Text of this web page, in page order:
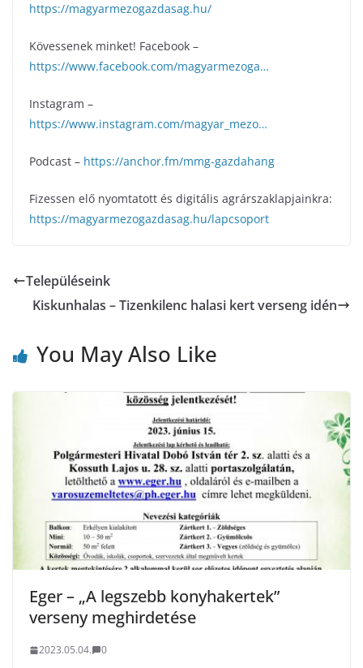
https://magyarmezogazdasag.hu/
Kövessenek minket! Facebook –
https://www.facebook.com/magyarmezoga…
Instagram –
https://www.instagram.com/magyar_mezo…
Podcast – https://anchor.fm/mmg-gazdahang
Fizessen elő nyomtatott és digitális agrárszaklapjainkra:
https://magyarmezogazdasag.hu/lapcsoport
Településeink
Kiskunhalas – Tizenkilenc halasi kert verseng idén
You May Also Like
Eger – „A legszebb konyhakertek”
verseny meghirdetése
2023.05.04. 0